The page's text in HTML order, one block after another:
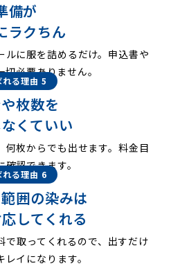
備が
ラクちん
ルに服を詰めるだけ。申込書や
必要ありません。
れる理由 5
枚数を
くていい
何枚からでも出せます。料金目
認できます。
れる理由 6
囲の染みは
してくれる
で取ってくれるので、出すだけ
イになります。